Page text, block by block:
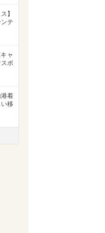
】
テ
ャ
ポ
着
移